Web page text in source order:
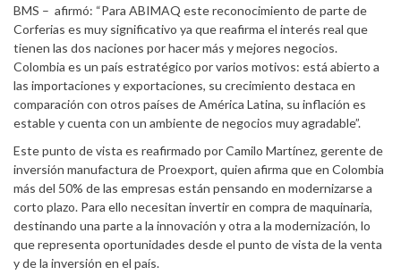
BMS – afirmó: “Para ABIMAQ este reconocimiento de parte de
Corferias es muy significativo ya que reafirma el interés real que
tienen las dos naciones por hacer más y mejores negocios.
Colombia es un país estratégico por varios motivos: está abierto a
las importaciones y exportaciones, su crecimiento destaca en
comparación con otros países de América Latina, su inflación es
estable y cuenta con un ambiente de negocios muy agradable”.
Este punto de vista es reafirmado por Camilo Martínez, gerente de
inversión manufactura de Proexport, quien afirma que en Colombia
más del 50% de las empresas están pensando en modernizarse a
corto plazo. Para ello necesitan invertir en compra de maquinaria,
destinando una parte a la innovación y otra a la modernización, lo
que representa oportunidades desde el punto de vista de la venta
y de la inversión en el país.